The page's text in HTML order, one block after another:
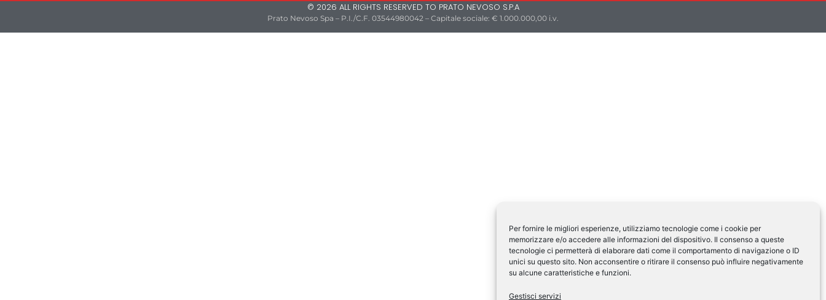
Per fornire le migliori esperienze, utilizziamo tecnologie come i cookie per
memorizzare e/o accedere alle informazioni del dispositivo. Il consenso a queste
tecnologie ci permetterà di elaborare dati come il comportamento di navigazione o ID
unici su questo sito. Non acconsentire o ritirare il consenso può influire negativamente
su alcune caratteristiche e funzioni.
Gestisci servizi
© 2026 ALL RIGHTS RESERVED TO PRATO NEVOSO S.P.A
Prato Nevoso Spa – P.I./C.F. 03544980042 – Capitale sociale: € 1.000.000,00 i.v.